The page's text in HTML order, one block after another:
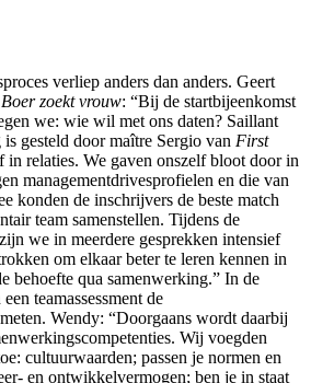
verliep anders dan anders. Geert
Boer zoekt vrouw: “Bij de startbijeenkomst
we: wie wil met ons daten? Saillant
gesteld door maître Sergio van First
in relaties. We gaven onszelf bloot door in
managementdrivesprofielen en die van
konden de inschrijvers de beste match
team samenstellen. Tijdens de
we in meerdere gesprekken intensief
om elkaar beter te leren kennen in
behoefte qua samenwerking.” In de
teamassessment de
Wendy: “Doorgaans wordt daarbij
Wij voegden
cultuurwaarden; passen je normen en
en ontwikkelvermogen; ben je in staat